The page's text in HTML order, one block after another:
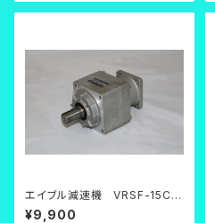
エイブル減速機 VRSF-15C-
400【中古品】
¥9,900